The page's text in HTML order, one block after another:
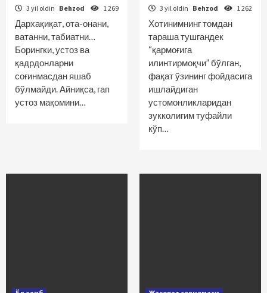
3 yil oldin Behzod 1 269
Дархақиқат, ота-онани,
ватанни, табиатни…
Борингки, устоз ва
қадрдонларни
соғинмасдан яшаб
бўлмайди. Айниқса, гап
устоз мақомини…
3 yil oldin Behzod 1 262
Хотинимнинг томдан
тараша тушгандек
“қармоғига
илинтирмоқчи” бўлган,
фақат ўзининг фойдасига
ишлайдиган
устомонликларидан
зукколигим туфайли
кўп…